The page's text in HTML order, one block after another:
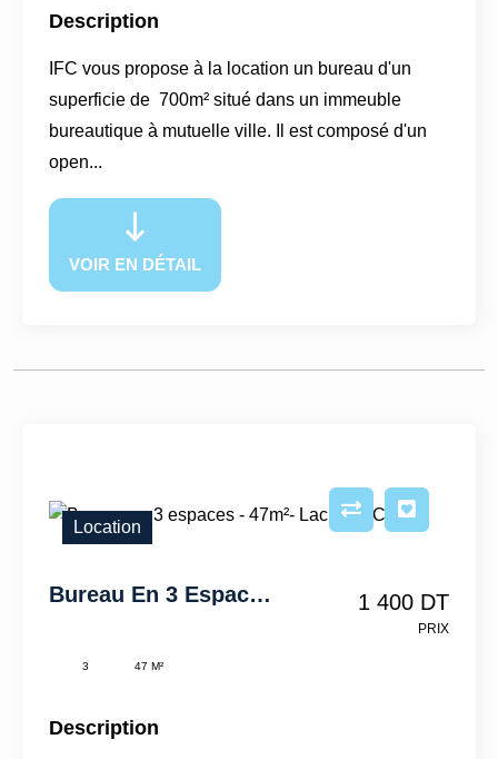
Description
IFC vous propose à la location un bureau d'un
superficie de 700m² situé dans un immeuble
bureautique à mutuelle ville. Il est composé d'un
open...
VOIR EN DÉTAIL
Location
Bureau En 3 Espaces - 47m²- Lac 3– IFCL334 1 400 DT
PRIX
3 47 M²
Description